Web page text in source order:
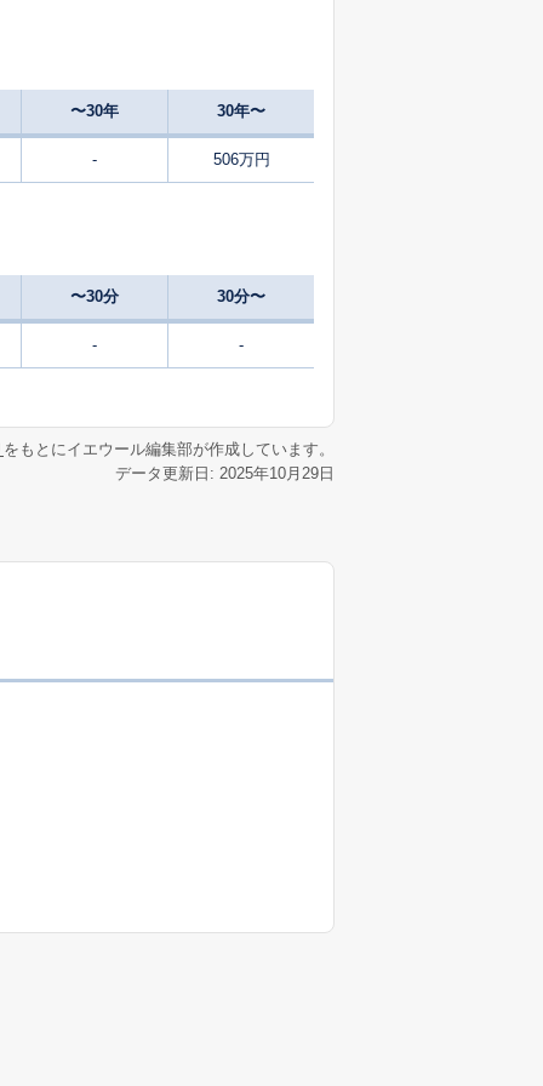
〜30年 30年〜
- 506万円
〜30分 30分〜
- -
をもとにイエウール編集部が作成しています。
データ更新日: 2025年10月29日